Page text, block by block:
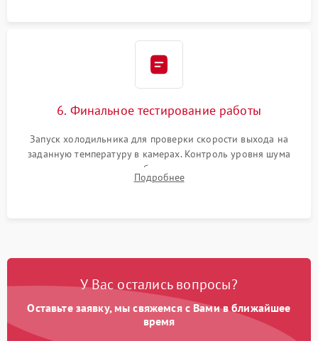
6. Финальное тестирование работы
Запуск холодильника для проверки скорости выхода на
заданную температуру в камерах. Контроль уровня шума
компрессора, отсутствия обмерзания стенок и корректного
срабатывания системы автоматической оттайки.
Подробнее
У Вас остались вопросы?
Оставьте заявку, мы свяжемся с Вами в ближайшее
время